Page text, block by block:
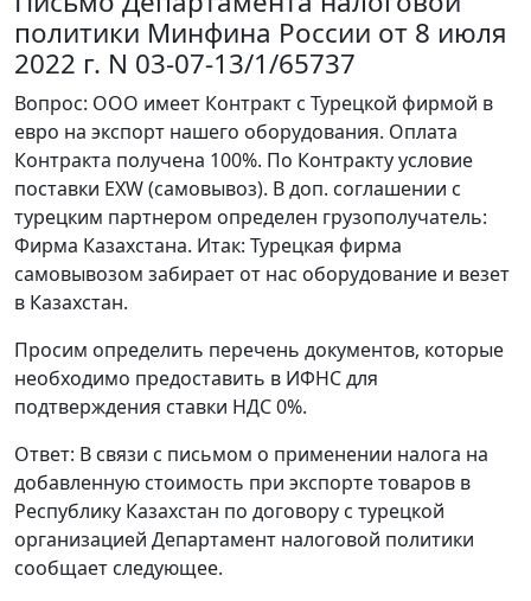
политики Минфина России от 8 июля
2022 г. N 03-07-13/1/65737
Вопрос: ООО имеет Контракт с Турецкой фирмой в
евро на экспорт нашего оборудования. Оплата
Контракта получена 100%. По Контракту условие
поставки EXW (самовывоз). В доп. соглашении с
турецким партнером определен грузополучатель:
Фирма Казахстана. Итак: Турецкая фирма
самовывозом забирает от нас оборудование и везет
в Казахстан.
Просим определить перечень документов, которые
необходимо предоставить в ИФНС для
подтверждения ставки НДС 0%.
Ответ: В связи с письмом о применении налога на
добавленную стоимость при экспорте товаров в
Республику Казахстан по договору с турецкой
организацией Департамент налоговой политики
сообщает следующее.